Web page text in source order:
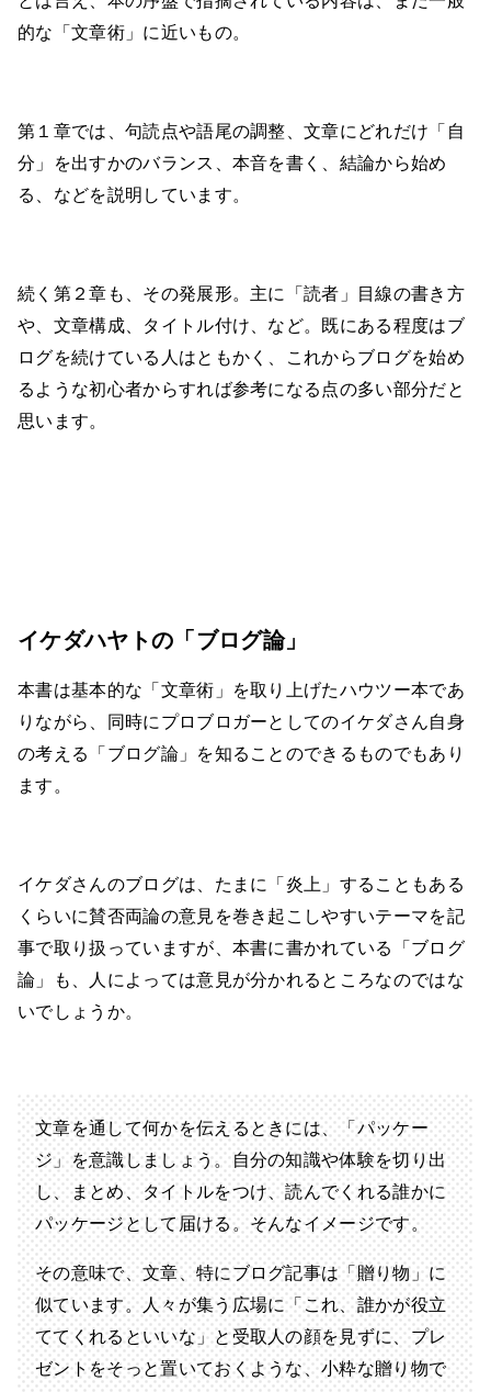
的な「文章術」に近いもの。
第１章では、句読点や語尾の調整、文章にどれだけ「自
分」を出すかのバランス、本音を書く、結論から始め
る、などを説明しています。
続く第２章も、その発展形。主に「読者」目線の書き方
や、文章構成、タイトル付け、など。既にある程度はブ
ログを続けている人はともかく、これからブログを始め
るような初心者からすれば参考になる点の多い部分だと
思います。
イケダハヤトの「ブログ論」
本書は基本的な「文章術」を取り上げたハウツー本であ
りながら、同時にプロブロガーとしてのイケダさん自身
の考える「ブログ論」を知ることのできるものでもあり
ます。
イケダさんのブログは、たまに「炎上」することもある
くらいに賛否両論の意見を巻き起こしやすいテーマを記
事で取り扱っていますが、本書に書かれている「ブログ
論」も、人によっては意見が分かれるところなのではな
いでしょうか。
文章を通して何かを伝えるときには、「パッケー
ジ」を意識しましょう。自分の知識や体験を切り出
し、まとめ、タイトルをつけ、読んでくれる誰かに
パッケージとして届ける。そんなイメージです。
その意味で、文章、特にブログ記事は「贈り物」に
似ています。人々が集う広場に「これ、誰かが役立
ててくれるといいな」と受取人の顔を見ずに、プレ
ゼントをそっと置いておくような、小粋な贈り物で